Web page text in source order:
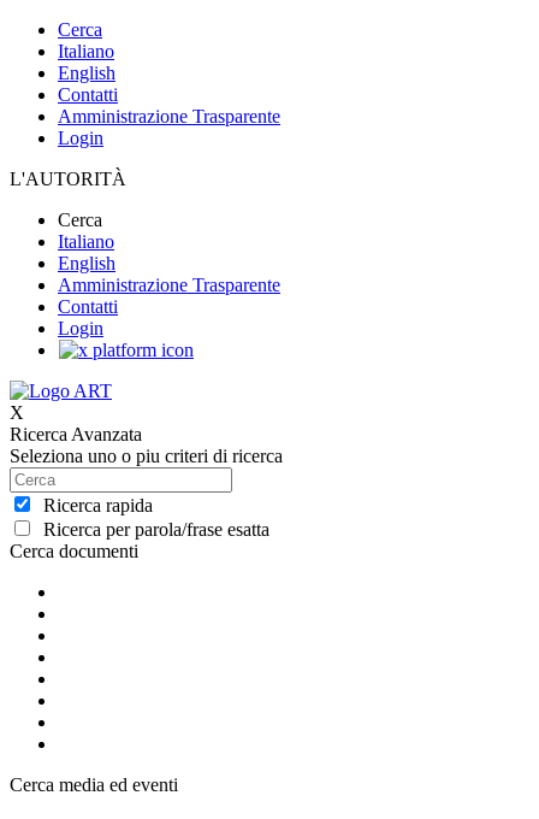
Cerca
Italiano
English
Contatti
Amministrazione Trasparente
Login
L'AUTORITÀ
Cerca
Italiano
English
Amministrazione Trasparente
Contatti
Login
X
Ricerca Avanzata
Seleziona uno o piu criteri di ricerca
Ricerca rapida
Ricerca per parola/frase esatta
Cerca documenti
Cerca media ed eventi